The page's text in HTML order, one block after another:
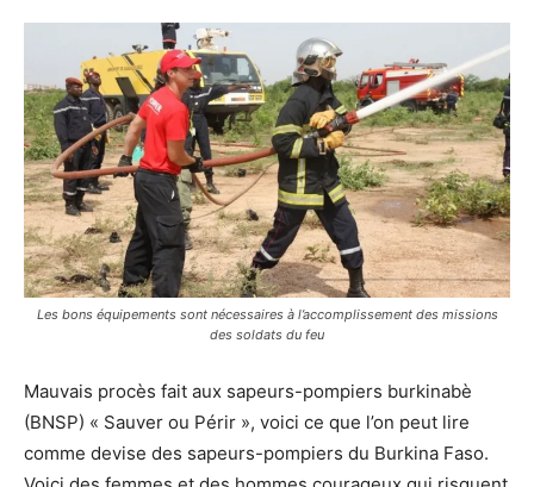
Les bons équipements sont nécessaires à l’accomplissement des missions
des soldats du feu
Mauvais procès fait aux sapeurs-pompiers burkinabè
(BNSP) « Sauver ou Périr », voici ce que l’on peut lire
comme devise des sapeurs-pompiers du Burkina Faso.